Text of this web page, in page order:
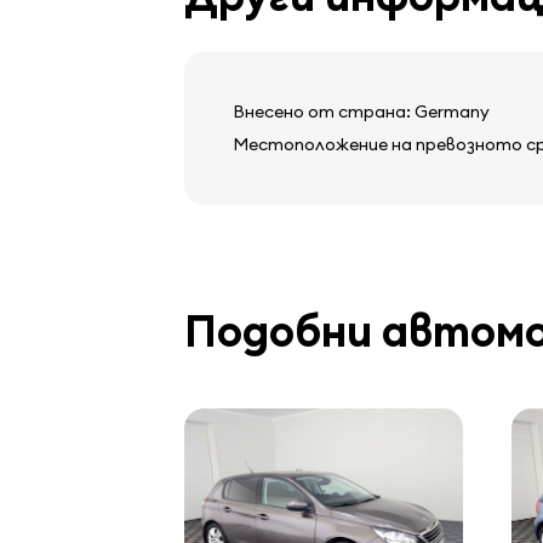
Внесено от страна: Germany
Местоположение на превозното
Подобни